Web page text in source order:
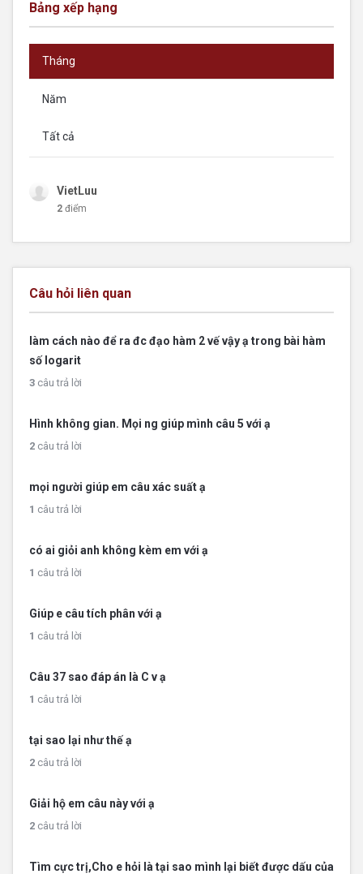
Bảng xếp hạng
Tháng
Năm
Tất cả
VietLuu
2 điểm
Câu hỏi liên quan
làm cách nào để ra đc đạo hàm 2 vế vậy ạ trong bài hàm
số logarit
3 câu trả lời
Hình không gian. Mọi ng giúp mình câu 5 với ạ
2 câu trả lời
mọi người giúp em câu xác suất ạ
1 câu trả lời
có ai giỏi anh không kèm em với ạ
1 câu trả lời
Giúp e câu tích phân với ạ
1 câu trả lời
Câu 37 sao đáp án là C v ạ
1 câu trả lời
tại sao lại như thế ạ
2 câu trả lời
Giải hộ em câu này với ạ
2 câu trả lời
Tìm cực trị,Cho e hỏi là tại sao mình lại biết được dấu của